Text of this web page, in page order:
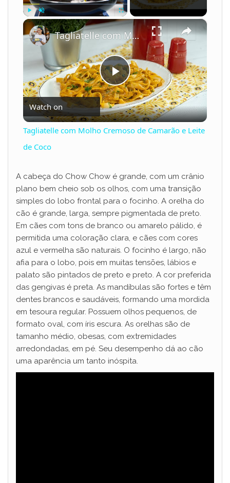
Play Unmute Fullscreen ×
P
l
y
V
i
d
e
o
Tagliatelle com Molho Cremoso de Camarão e Leite de Coco
Watch on
Tagliatelle com Molho Cremoso de Camarão e Leite
de Coco
A cabeça do Chow Chow é grande, com um crânio
plano bem cheio sob os olhos, com uma transição
simples do lobo frontal para o focinho. A orelha do
cão é grande, larga, sempre pigmentada de preto.
Em cães com tons de branco ou amarelo pálido, é
permitida uma coloração clara, e cães com cores
azul e vermelha são naturais. O focinho é largo, não
afia para o lobo, pois em muitas tensões, lábios e
palato são pintados de preto e preto. A cor preferida
das gengivas é preta. As mandíbulas são fortes e têm
dentes brancos e saudáveis, formando uma mordida
em tesoura regular. Possuem olhos pequenos, de
formato oval, com íris escura. As orelhas são de
tamanho médio, obesas, com extremidades
arredondadas, em pé. Seu desempenho dá ao cão
uma aparência um tanto inóspita.